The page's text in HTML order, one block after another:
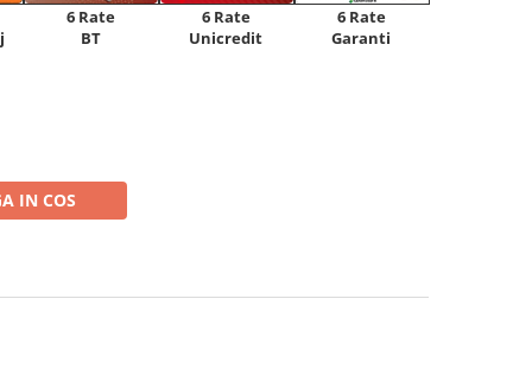
6 Rate
BT
6 Rate
Unicredit
6 Rate
Garanti
IN COS